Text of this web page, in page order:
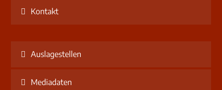
Kontakt
Auslagestellen
Mediadaten